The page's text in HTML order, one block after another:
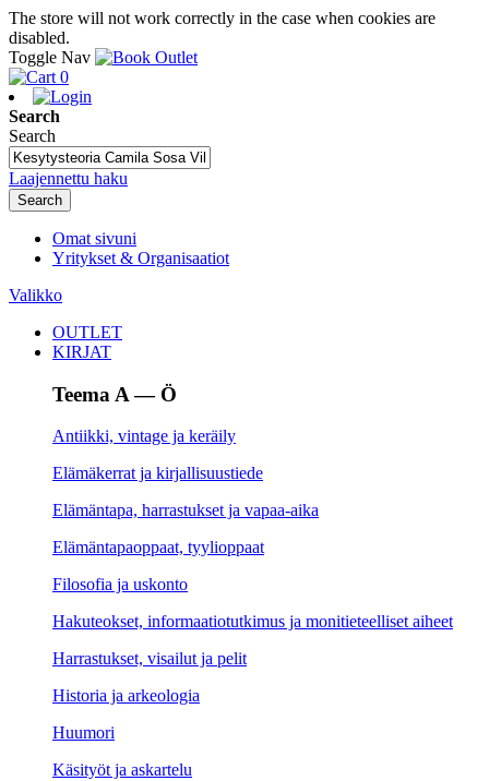
The store will not work correctly in the case when cookies are
disabled.
Toggle Nav
0
Search
Search
Laajennettu haku
Search
Omat sivuni
Yritykset & Organisaatiot
Valikko
OUTLET
KIRJAT
Teema A — Ö
Antiikki, vintage ja keräily
Elämäkerrat ja kirjallisuustiede
Elämäntapa, harrastukset ja vapaa-aika
Elämäntapaoppaat, tyylioppaat
Filosofia ja uskonto
Hakuteokset, informaatiotutkimus ja monitieteelliset aiheet
Harrastukset, visailut ja pelit
Historia ja arkeologia
Huumori
Käsityöt ja askartelu